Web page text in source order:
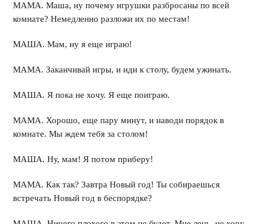
МАМА. Маша, ну почему игрушки разбросаны по всей
комнате? Немедленно разложи их по местам!
МАША. Мам, ну я еще играю!
МАМА. Заканчивай игры, и иди к столу, будем ужинать.
МАША. Я пока не хочу. Я еще поиграю.
МАМА. Хорошо, еще пару минут, и наводи порядок в
комнате. Мы ждем тебя за столом!
МАША. Ну, мам! Я потом приберу!
МАМА. Как так? Завтра Новый год! Ты собираешься
встречать Новый год в беспорядке?